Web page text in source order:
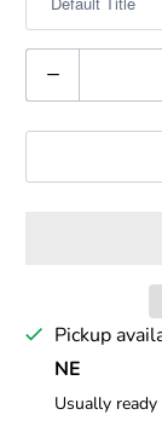
u
a
Pickup
NE
Usually